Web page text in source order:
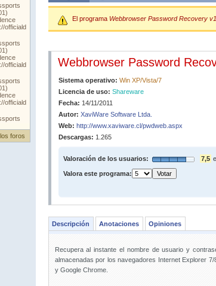
foros
El programa Webbrowser Password Recovery
Webbrowser Password
Sistema operativo: Win XP/Vista/7
Licencia de uso: Shareware
Fecha: 14/11/2011
Autor: XaviWare Software Ltda.
Web: http://www.xaviware.cl/pwdweb.aspx
Descargas: 1.265
Valoración de los usuarios: 7,5
Valora este programa:
Descripción Anotaciones Opiniones
Recupera al instante el nombre de usuario y
almacenadas por los navegadores Internet Explorer
y Google Chrome.